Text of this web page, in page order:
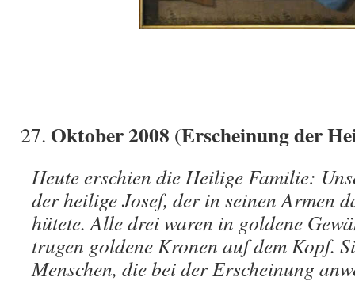
Oktober 2008 (Erscheinung der
Heute erschien die Heilige Familie:
der heilige Josef, der in seinen Armen
hütete. Alle drei waren in goldene
trugen goldene Kronen auf dem Kopf.
Menschen, die bei der Erscheinung